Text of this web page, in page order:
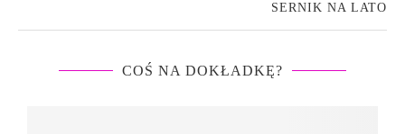
SERNIK NA LATO
COŚ NA DOKŁADKĘ?